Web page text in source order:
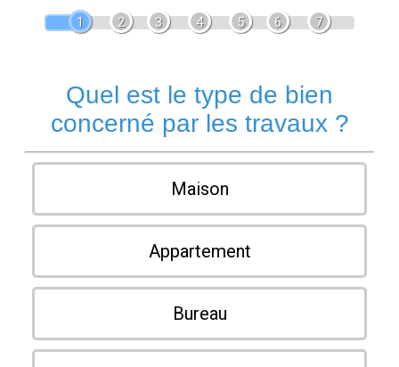
1 2 3 4 5 6 7
Quel est le type de bien
concerné par les travaux ?
Maison
Appartement
Bureau